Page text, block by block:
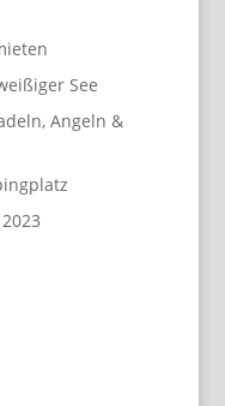
See
Angeln &